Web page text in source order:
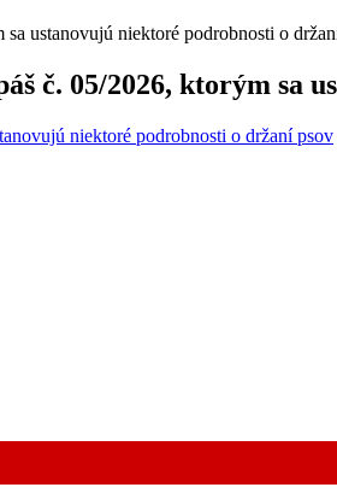
ustanovujú niektoré podrobnosti o
č. 05/2026, ktorým sa
niektoré podrobnosti o držaní psov